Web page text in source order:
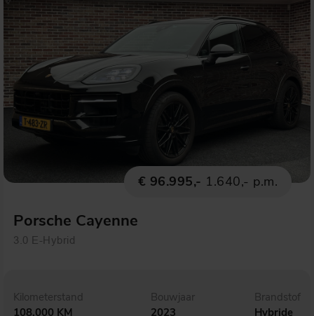
€ 96.995,- 1.640,- p.m.
Porsche Cayenne
3.0 E-Hybrid
Kilometerstand
108.000 KM
Bouwjaar
2023
Brandstof
Hybride